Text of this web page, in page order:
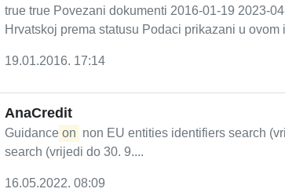
true true Povezani dokumenti 2016-01-19 2023-
Hrvatskoj prema statusu Podaci prikazani u
19.01.2016. 17:14
AnaCredit
Guidance on non EU entities identifiers search
search (vrijedi do 30. 9....
16.05.2022. 08:09